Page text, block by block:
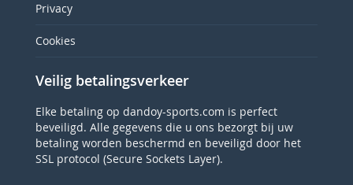
Privacy
Cookies
Veilig betalingsverkeer
Elke betaling op dandoy-sports.com is perfect
beveiligd. Alle gegevens die u ons bezorgt bij uw
betaling worden beschermd en beveiligd door het
SSL protocol (Secure Sockets Layer).